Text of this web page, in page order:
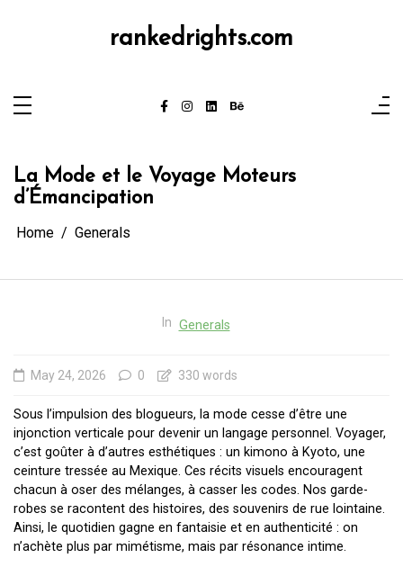
rankedrights.com
La Mode et le Voyage Moteurs
d’Émancipation
Home Generals
In Generals
May 24, 2026 0 330 words
Sous l’impulsion des blogueurs, la mode cesse d’être une
injonction verticale pour devenir un langage personnel. Voyager,
c’est goûter à d’autres esthétiques : un kimono à Kyoto, une
ceinture tressée au Mexique. Ces récits visuels encouragent
chacun à oser des mélanges, à casser les codes. Nos garde-
robes se racontent des histoires, des souvenirs de rue lointaine.
Ainsi, le quotidien gagne en fantaisie et en authenticité : on
n’achète plus par mimétisme, mais par résonance intime.